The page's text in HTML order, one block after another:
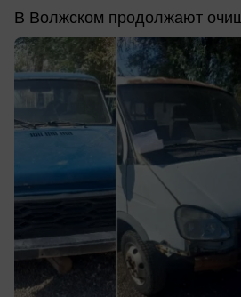
В Волжском продолжают